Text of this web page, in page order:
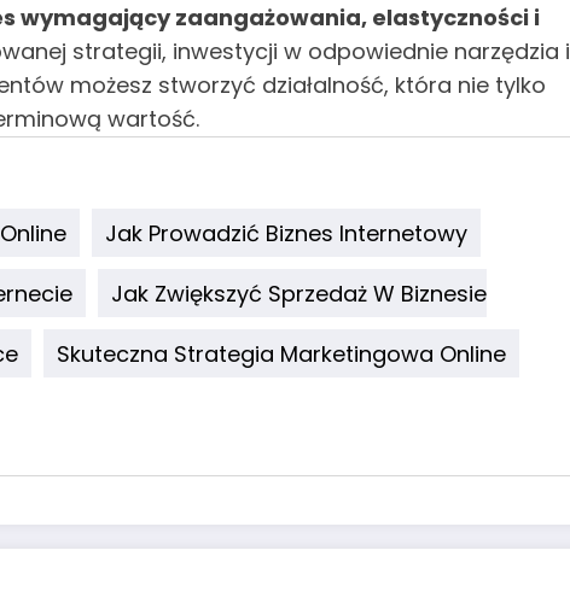
wymagający zaangażowania, elastyczności i
strategii, inwestycji w odpowiednie narzędzia i
możesz stworzyć działalność, która nie tylko
wartość.
Jak Prowadzić Biznes Internetowy
Jak Zwiększyć Sprzedaż W Biznesie
Skuteczna Strategia Marketingowa Online